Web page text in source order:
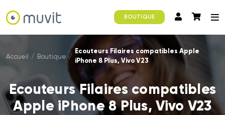
BOUTIQUE
Accueil / Boutique /
Ecouteurs Filaires compatibles Apple
iPhone 8 Plus, Vivo V23
Ecouteurs Filaires compatibles
Apple iPhone 8 Plus, Vivo V23